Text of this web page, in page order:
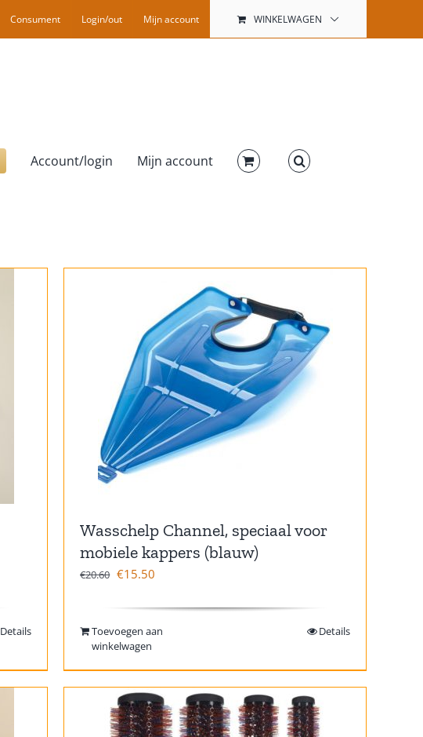
Consument Login/out Mijn account WINKELWAGEN
Account/login Mijn account
Details
Wasschelp Channel, speciaal voor
mobiele kappers (blauw)
€20.60 €15.50
Toevoegen aan
winkelwagen
Details